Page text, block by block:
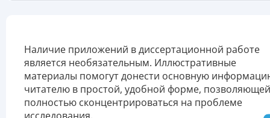
Наличие приложений в диссертационной работе
является необязательным. Иллюстративные
материалы помогут донести основную
читателю в простой, удобной форме, позволяющей
полностью сконцентрироваться на проблеме